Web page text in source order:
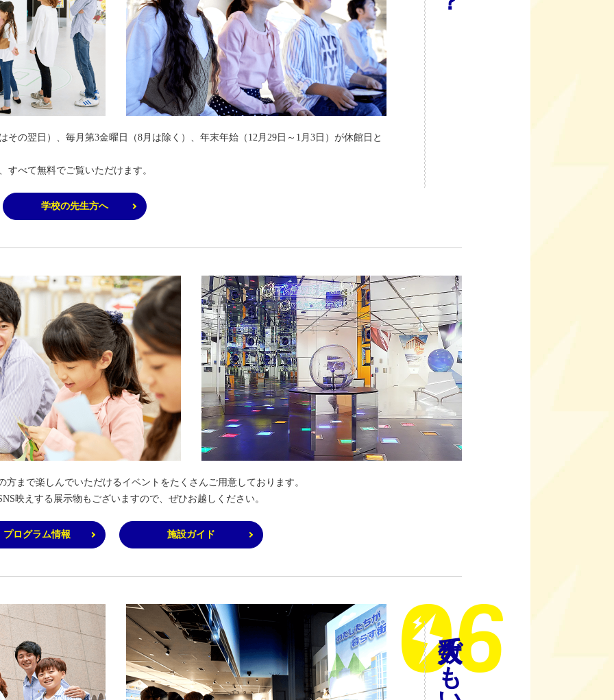
その翌日）、毎月第3金曜日（8月は除く）、年末年始（12月29日～1月3日）が休館日と
すべて無料でご覧いただけます。
学校の先生方へ
方まで楽しんでいただけるイベントをたくさんご用意しております。
映えする展示物もございますので、ぜひお越しください。
プログラム情報 施設ガイド